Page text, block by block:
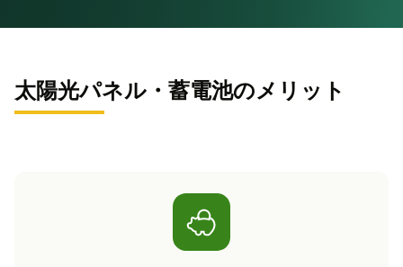
太陽光パネル・蓄電池のメリット